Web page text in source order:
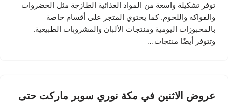
توفر تشكيلة واسعة من المواد الغذائية الطازجة مثل الخضروات
والفواكه واللحوم. كما يحتوي المتجر على أقسام خاصة
بالمخبوزات اليومية ومنتجات الألبان والمشروبات الطبيعية.
وتتوفر أيضًا منتجات…
عروض الاثنين في مكة نوري سوبر ماركت حتى